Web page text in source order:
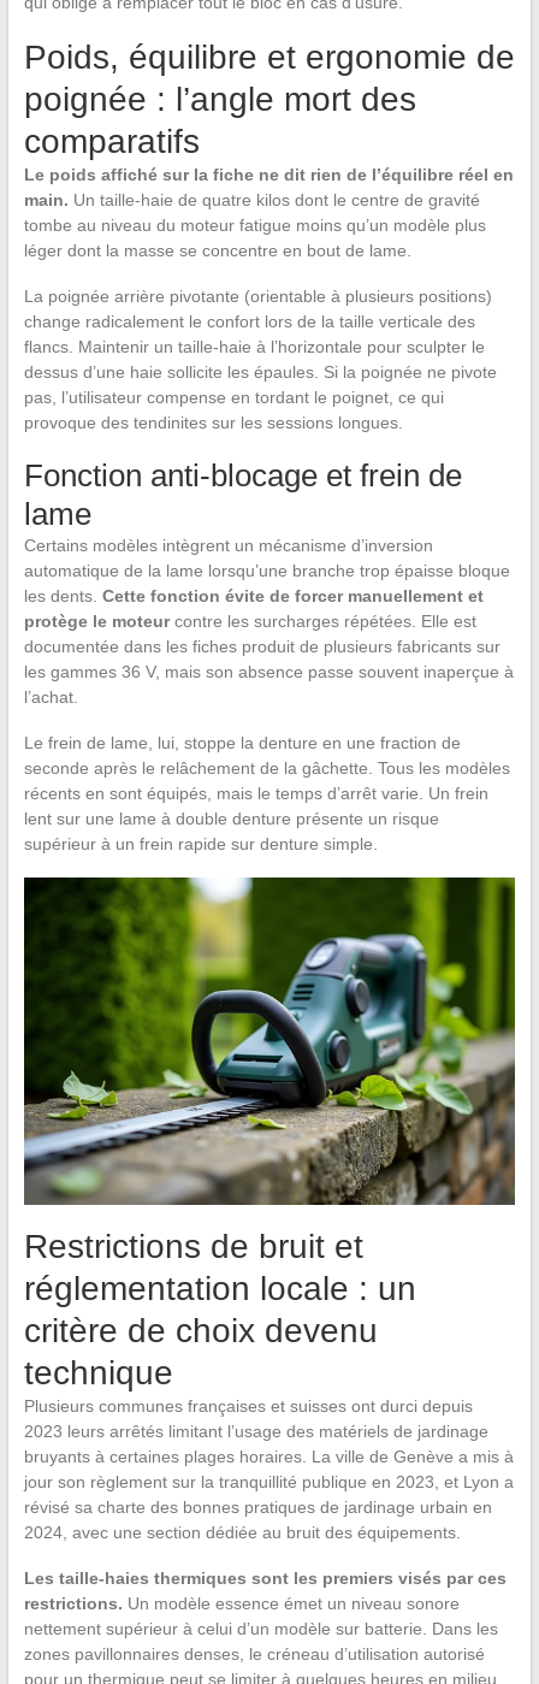
Poids, équilibre et ergonomie de
poignée : l’angle mort des
comparatifs
Le poids affiché sur la fiche ne dit rien de l’équilibre réel en
main. Un taille-haie de quatre kilos dont le centre de gravité
tombe au niveau du moteur fatigue moins qu’un modèle plus
léger dont la masse se concentre en bout de lame.
La poignée arrière pivotante (orientable à plusieurs positions)
change radicalement le confort lors de la taille verticale des
flancs. Maintenir un taille-haie à l’horizontale pour sculpter le
dessus d’une haie sollicite les épaules. Si la poignée ne pivote
pas, l’utilisateur compense en tordant le poignet, ce qui
provoque des tendinites sur les sessions longues.
Fonction anti-blocage et frein de
lame
Certains modèles intègrent un mécanisme d’inversion
automatique de la lame lorsqu’une branche trop épaisse bloque
les dents. Cette fonction évite de forcer manuellement et
protège le moteurcontre les surcharges répétées. Elle est
documentée dans les fiches produit de plusieurs fabricants sur
les gammes 36 V, mais son absence passe souvent inaperçue à
l’achat.
Le frein de lame, lui, stoppe la denture en une fraction de
seconde après le relâchement de la gâchette. Tous les modèles
récents en sont équipés, mais le temps d’arrêt varie. Un frein
lent sur une lame à double denture présente un risque
supérieur à un frein rapide sur denture simple.
Restrictions de bruit et
réglementation locale : un
critère de choix devenu
technique
Plusieurs communes françaises et suisses ont durci depuis
2023 leurs arrêtés limitant l’usage des matériels de jardinage
bruyants à certaines plages horaires. La ville de Genève a mis à
jour son règlement sur la tranquillité publique en 2023, et Lyon a
révisé sa charte des bonnes pratiques de jardinage urbain en
2024, avec une section dédiée au bruit des équipements.
Les taille-haies thermiques sont les premiers visés par ces
restrictions. Un modèle essence émet un niveau sonore
nettement supérieur à celui d’un modèle sur batterie. Dans les
zones pavillonnaires denses, le créneau d’utilisation autorisé
pour un thermique peut se limiter à quelques heures en milieu